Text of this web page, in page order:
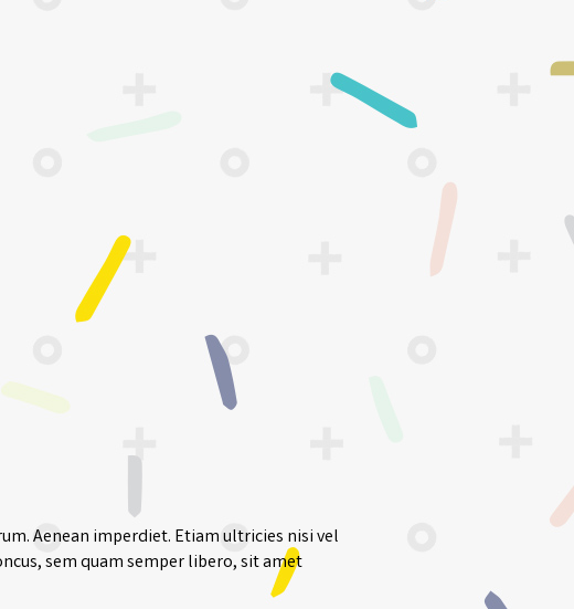
Aenean imperdiet. Etiam ultricies nisi vel
sem quam semper libero, sit amet